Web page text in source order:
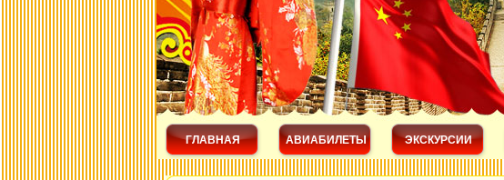
ГЛАВНАЯ АВИАБИЛЕТЫ ЭКСКУРСИИ